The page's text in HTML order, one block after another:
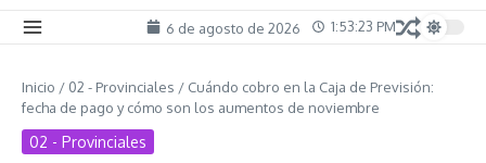
6 de agosto de 2026 1:53:23 PM
Inicio / 02 - Provinciales / Cuándo cobro en la Caja de Previsión:
fecha de pago y cómo son los aumentos de noviembre
02 - Provinciales